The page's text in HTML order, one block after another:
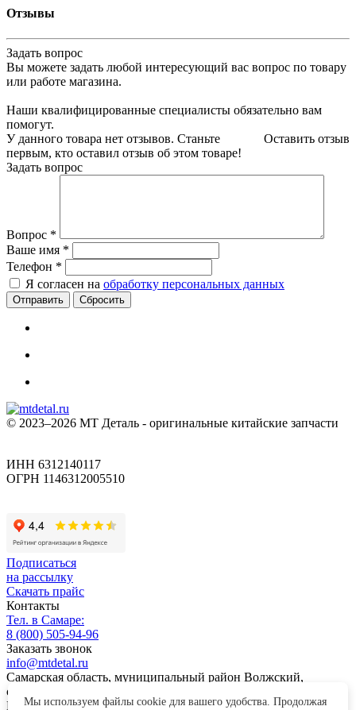
Отзывы
Задать вопрос
Вы можете задать любой интересующий вас вопрос по товару
или работе магазина.
Наши квалифицированные специалисты обязательно вам
помогут.
Оставить отзыв
У данного товара нет отзывов. Станьте
первым, кто оставил отзыв об этом товаре!
Задать вопрос
Вопрос *
Ваше имя *
Телефон *
Я согласен на обработку персональных данных
Сбросить
© 2023–2026 МТ Деталь - оригинальные китайские запчасти
ИНН 6312140117
ОГРН 1146312005510
Подписаться
на рассылку
Скачать прайс
Контакты
Тел. в Самаре:
8 (800) 505-94-96
Заказать звонок
info@mtdetal.ru
Самарская область, муниципальный район Волжский,
сельское поселение Лопатино, территория Промпарка, здание
Nº 3Мы используем файлы cookie для вашего удобства. Продолжая